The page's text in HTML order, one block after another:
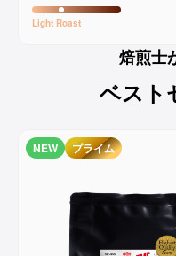
Light Roast
焙煎士
ベスト
NEW プライム